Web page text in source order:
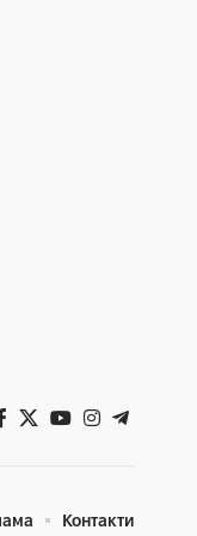
Контакти